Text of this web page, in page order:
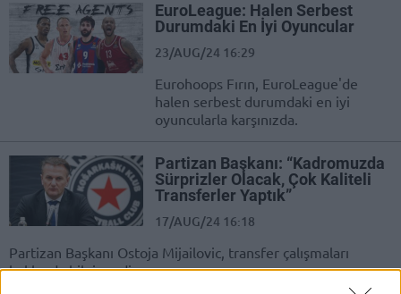
EuroLeague: Halen Serbest
Durumdaki En İyi Oyuncular
23/AUG/24 16:29
Eurohoops Fırın, EuroLeague'de
halen serbest durumdaki en iyi
oyuncularla karşınızda.
Partizan Başkanı: “Kadromuzda
Sürprizler Olacak, Çok Kaliteli
Transferler Yaptık”
17/AUG/24 16:18
Partizan Başkanı Ostoja Mijailovic, transfer çalışmaları
hakkında bilgi verdi.